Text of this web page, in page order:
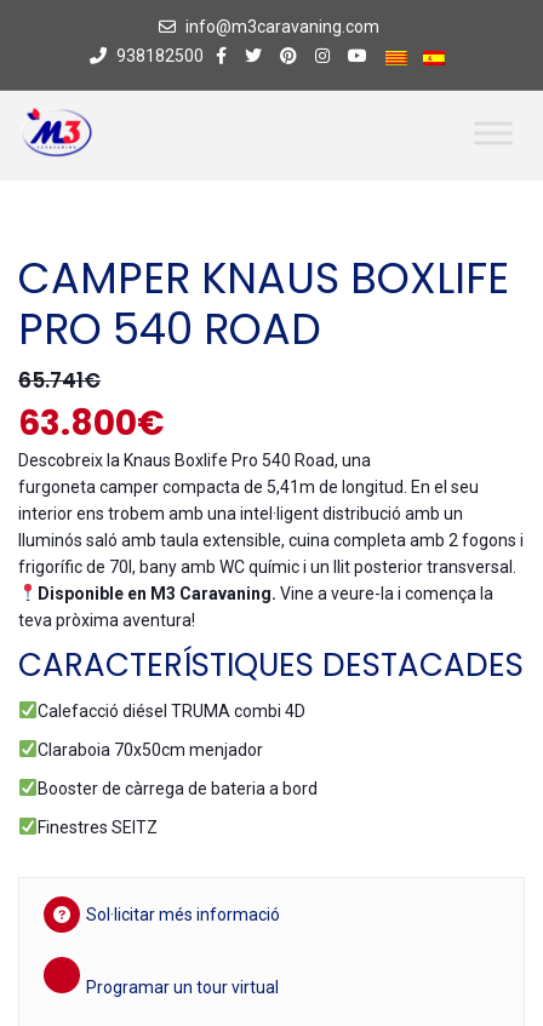
info@m3caravaning.com
938182500
CAMPER KNAUS BOXLIFE
PRO 540 ROAD
65.741€
63.800€
Descobreix la Knaus Boxlife Pro 540 Road, una
furgoneta camper compacta de 5,41m de longitud. En el seu
interior ens trobem amb una intel·ligent distribució amb un
lluminós saló amb taula extensible, cuina completa amb 2 fogons i
frigorífic de 70l, bany amb WC químic i un llit posterior transversal.
Disponible en M3 Caravaning. Vine a veure-la i comença la
teva pròxima aventura!
CARACTERÍSTIQUES DESTACADES
Calefacció diésel TRUMA combi 4D
Claraboia 70x50cm menjador
Booster de càrrega de bateria a bord
Finestres SEITZ
Sol·licitar més informació
Programar un tour virtual